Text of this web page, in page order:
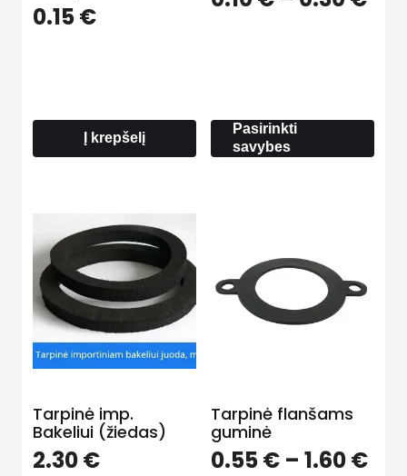
0.15€
Į krepšelį
Pasirinkti
savybes
Tarpinė imp.
Bakeliui (žiedas)
2.30€
Tarpinė flanšams
guminė
0.55€ – 1.60€